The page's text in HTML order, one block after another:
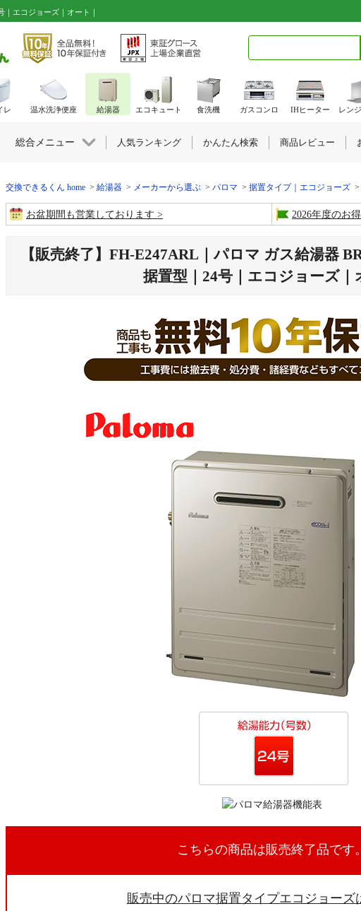
エコジョーズ｜オート｜
交換できるくん home 給湯器 メーカーから選ぶ パロマ 据置タイプ｜エコジョーズ
お盆期間も営業しております 2026年度のお
【販売終了】FH-E247ARL｜パロマ ガス給湯器
据置型｜24号｜エコジョーズ｜
こちらの商品は販売終了品です
販売中のパロマ据置タイプエコジョーズ
レ 温水洗浄便座 給湯器 エコキュート 食洗機 ガスコンロ IHヒーター レン
総合メニュー 人気ランキング かんたん検索 商品レビュー